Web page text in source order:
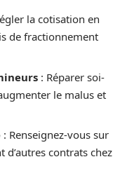
la cotisation en
de fractionnement
: Réparer soi-
le malus et
: Renseignez-vous sur
d’autres contrats chez